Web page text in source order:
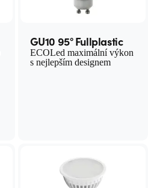
GU10 95° Fullplastic
ECOLed maximální výkon
s nejlepším designem